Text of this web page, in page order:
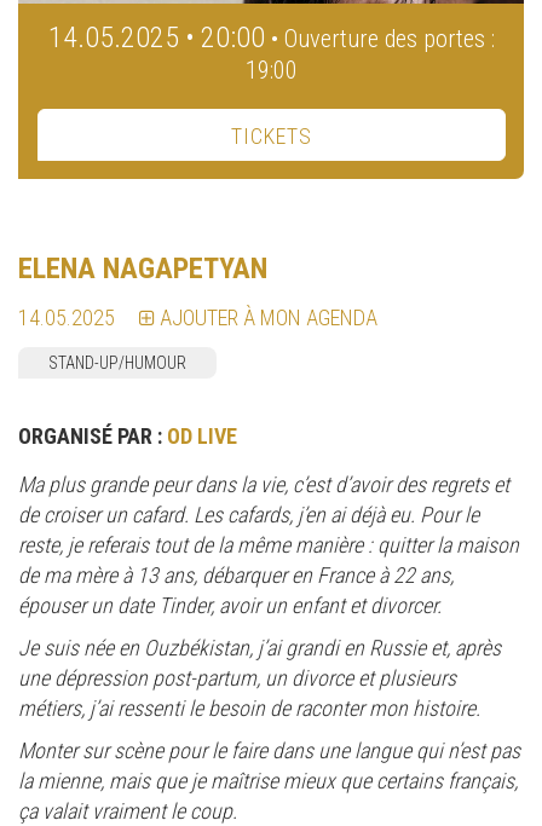
14.05.2025 • 20:00 • Ouverture des portes :
19:00
TICKETS
ELENA NAGAPETYAN
14.05.2025 AJOUTER À MON AGENDA
STAND-UP/HUMOUR
ORGANISÉ PAR : OD LIVE
Ma plus grande peur dans la vie, c’est d’avoir des regrets et
de croiser un cafard. Les cafards, j’en ai déjà eu. Pour le
reste, je referais tout de la même manière : quitter la maison
de ma mère à 13 ans, débarquer en France à 22 ans,
épouser un date Tinder, avoir un enfant et divorcer.
Je suis née en Ouzbékistan, j’ai grandi en Russie et, après
une dépression post-partum, un divorce et plusieurs
métiers, j’ai ressenti le besoin de raconter mon histoire.
Monter sur scène pour le faire dans une langue qui n’est pas
la mienne, mais que je maîtrise mieux que certains français,
ça valait vraiment le coup.